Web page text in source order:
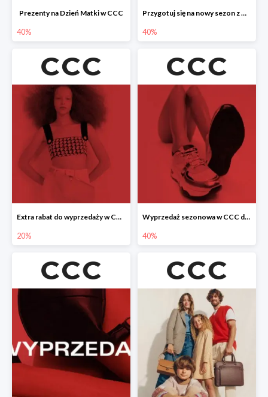
Prezenty na Dzień Matki w CCC
40%
Przygotuj się na nowy sezon z CCC - druga para -40%
40%
Extra rabat do wyprzedaży w CCC -20%
20%
Wyprzedaż sezonowa w CCC do -40%
40%